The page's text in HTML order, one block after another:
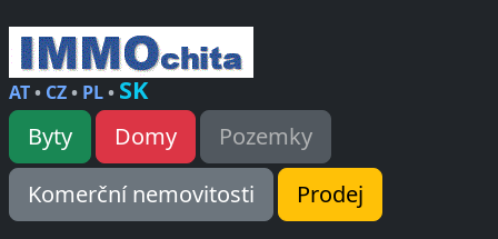
AT• CZ• PL• SK
Byty Domy
Pozemky
Komerční nemovitosti
Prodej